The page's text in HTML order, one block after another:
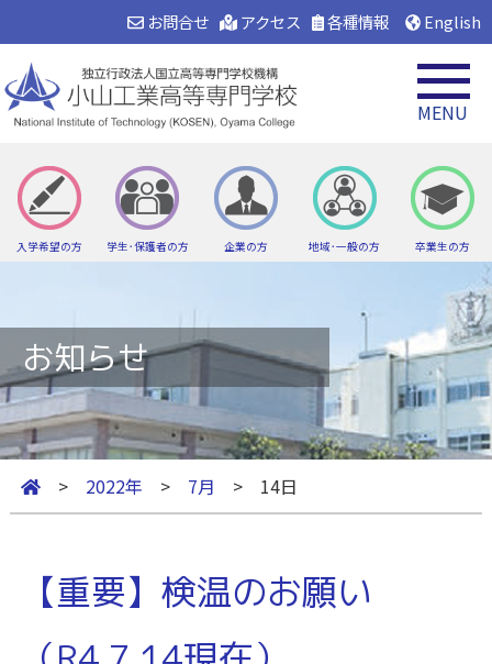
English
各種情報
アクセス
お問合せ
入学希望の方 学生･保護者の方 企業の方 地域･一般の方 卒業生の方
MENU
お知らせ
> 2022年 > 7月 > 14日
【重要】検温のお願い